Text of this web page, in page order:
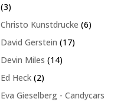
33
Produkte
Christo Kunstdrucke 66
David Gerstein 1717
Devin Miles 1414
Ed Heck 22
Produkte
Eva Gieselberg - Candycars